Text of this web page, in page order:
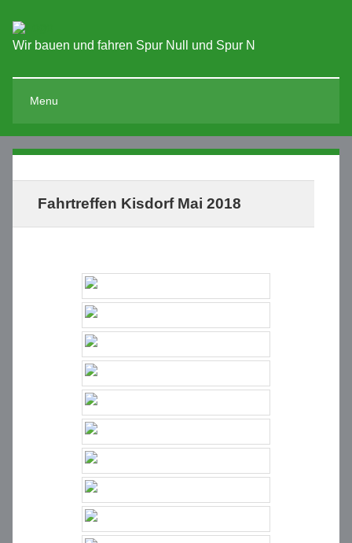
Wir bauen und fahren Spur Null und Spur N
Menu
Fahrtreffen Kisdorf Mai 2018